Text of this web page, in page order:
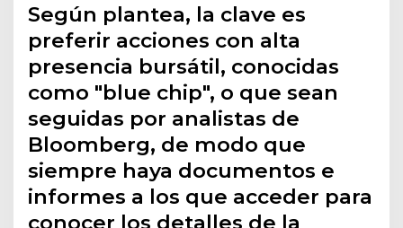
Según plantea, la clave es
preferir acciones con alta
presencia bursátil, conocidas
como "blue chip", o que sean
seguidas por analistas de
Bloomberg, de modo que
siempre haya documentos e
informes a los que acceder para
conocer los detalles de la